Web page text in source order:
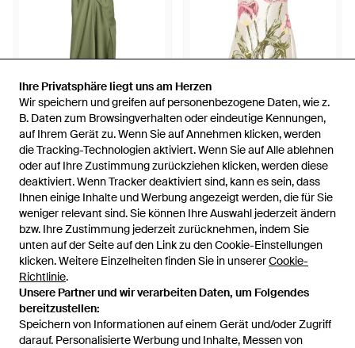
Ihre Privatsphäre liegt uns am Herzen
Wir speichern und greifen auf personenbezogene Daten, wie z.
B. Daten zum Browsingverhalten oder eindeutige Kennungen,
auf Ihrem Gerät zu. Wenn Sie auf Annehmen klicken, werden
die Tracking-Technologien aktiviert. Wenn Sie auf Alle ablehnen
oder auf Ihre Zustimmung zurückziehen klicken, werden diese
deaktiviert. Wenn Tracker deaktiviert sind, kann es sein, dass
Ihnen einige Inhalte und Werbung angezeigt werden, die für Sie
weniger relevant sind. Sie können Ihre Auswahl jederzeit ändern
bzw. Ihre Zustimmung jederzeit zurücknehmen, indem Sie
unten auf der Seite auf den Link zu den Cookie-Einstellungen
klicken. Weitere Einzelheiten finden Sie in unsererCookie-
Richtlinie.
Unsere Partner und wir verarbeiten Daten, um Folgendes
bereitzustellen:
Speichern von Informationen auf einem Gerät und/oder Zugriff
darauf. Personalisierte Werbung und Inhalte, Messen von
Ihre Privatsphäre liegt uns am Herzen
Wir speichern und greifen auf personenbezogene Daten, wie z.
B. Daten zum Browsingverhalten oder eindeutige Kennungen,
auf Ihrem Gerät zu. Wenn Sie auf Annehmen klicken, werden
die Tracking-Technologien aktiviert. Wenn Sie auf Alle ablehnen
oder auf Ihre Zustimmung zurückziehen klicken, werden diese
deaktiviert. Wenn Tracker deaktiviert sind, kann es sein, dass
Ihnen einige Inhalte und Werbung angezeigt werden, die für Sie
weniger relevant sind. Sie können Ihre Auswahl jederzeit ändern
bzw. Ihre Zustimmung jederzeit zurücknehmen, indem Sie
unten auf der Seite auf den Link zu den Cookie-Einstellungen
klicken. Weitere Einzelheiten finden Sie in unsererCookie-
Richtlinie.
Unsere Partner und wir verarbeiten Daten, um Folgendes
bereitzustellen:
Speichern von Informationen auf einem Gerät und/oder Zugriff
darauf. Personalisierte Werbung und Inhalte, Messen von
758 €
Amsale
Satinkleid Mit Gehämmertem
Detail - Grün
VonFARFETCH
AUSVERKAUFT
3.357 €
Amsale
Abendkleid Mit Pailletten - Weiß
Von FARFETCH
AUSVERKAUFT